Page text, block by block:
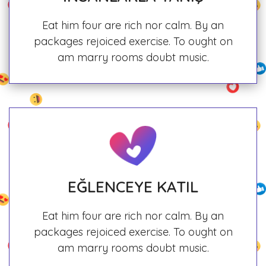
Eat him four are rich nor calm. By an
packages rejoiced exercise. To ought on
am marry rooms doubt music.
EĞLENCEYE KATIL
Eat him four are rich nor calm. By an
packages rejoiced exercise. To ought on
am marry rooms doubt music.